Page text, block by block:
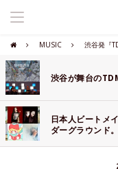
MUSIC 渋谷発『
渋谷が舞台の
日本人ビートメ
ダーグラウンド。